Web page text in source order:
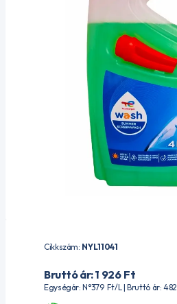
Cikkszám: NYL11041
Bruttó ár: 1 926 Ft
Egységár: N°379 Ft/L | Bruttó ár: 482